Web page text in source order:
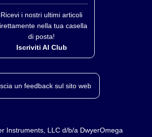
Ricevi i nostri ultimi articoli
nella tua casella
di posta!
Iscriviti Al Club
un feedback sul sito web
Instruments, LLC d/b/a DwyerOmega